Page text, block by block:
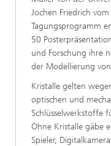
Jochen Friedrich
Tagungsprogramm
50
und Forschung ihre
der Modellierung
Kristalle gelten
optischen und
Schlüsselwerkstoffe
Ohne Kristalle gäbe
Spieler,